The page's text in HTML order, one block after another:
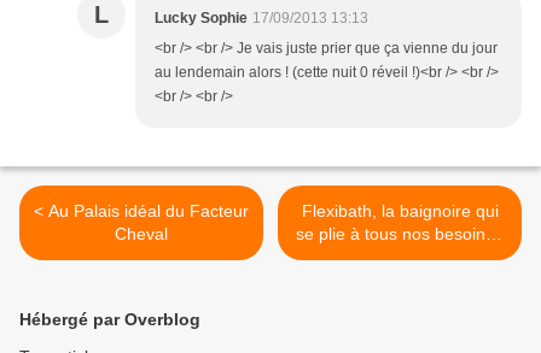
L Lucky Sophie 17/09/2013 13:13
<br /> <br /> Je vais juste prier que ça vienne du jour
au lendemain alors ! (cette nuit 0 réveil !)<br /> <br />
<br /> <br />
< Au Palais idéal du Facteur
Cheval
Flexibath, la baignoire qui
se plie à tous nos besoins !
>
Hébergé par Overblog